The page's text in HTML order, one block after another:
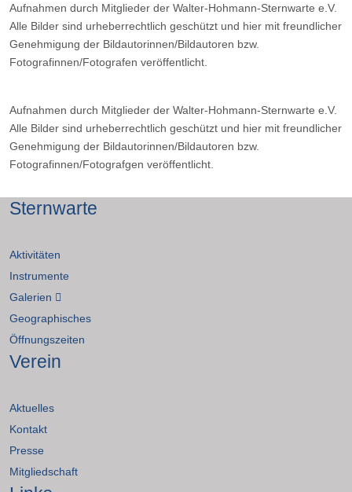
Aufnahmen durch Mitglieder der Walter-Hohmann-Sternwarte e.V.
Alle Bilder sind urheberrechtlich geschützt und hier mit freundlicher
Genehmigung der Bildautorinnen/Bildautoren bzw.
Fotografinnen/Fotografen veröffentlicht.
Aufnahmen durch Mitglieder der Walter-Hohmann-Sternwarte e.V.
Alle Bilder sind urheberrechtlich geschützt und hier mit freundlicher
Genehmigung der Bildautorinnen/Bildautoren bzw.
Fotografinnen/Fotografgen veröffentlicht.
Sternwarte
Aktivitäten
Instrumente
Galerien
Geographisches
Öffnungszeiten
Verein
Aktuelles
Kontakt
Presse
Mitgliedschaft